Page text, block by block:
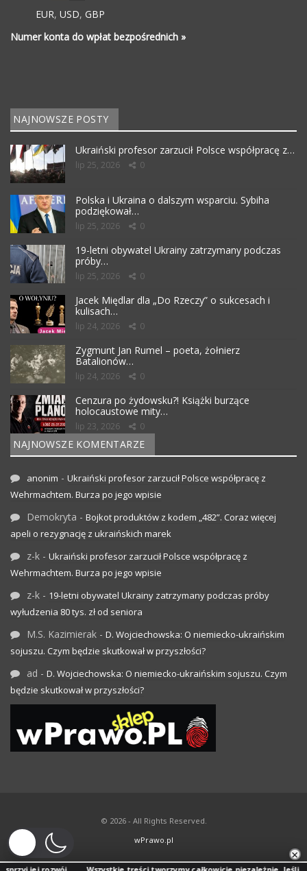
EUR, USD, GBP
Numer konta do wpłat bezpośrednich »
NAJNOWSZE POSTY
Ukraiński profesor zarzucił Polsce współpracę z…
lip 25, 2026 0
Polska i Ukraina o dalszym wsparciu. Sybiha
podziękował…
lip 25, 2026 0
19-letni obywatel Ukrainy zatrzymany podczas
próby…
lip 25, 2026 0
Jacek Międlar dla „Do Rzeczy” o sukcesach i
kulisach…
lip 24, 2026 0
Zygmunt Jan Rumel – poeta, żołnierz
Batalionów…
lip 24, 2026 0
Cenzura po żydowsku?! Książki burzące
holocaustowe mity…
lip 23, 2026 0
NAJNOWSZE KOMENTARZE
anonim - Ukraiński profesor zarzucił Polsce współpracę z
Wehrmachtem. Burza po jego wpisie
Demokryta - Bojkot produktów z kodem „482”. Coraz więcej
apeli o rezygnację z ukraińskich marek
z-k - Ukraiński profesor zarzucił Polsce współpracę z
Wehrmachtem. Burza po jego wpisie
z-k - 19-letni obywatel Ukrainy zatrzymany podczas próby
wyłudzenia 80 tys. zł od seniora
M.S. Kazimierak - D. Wojciechowska: O niemiecko-ukraińskim
sojuszu. Czym będzie skutkował w przyszłości?
ad - D. Wojciechowska: O niemiecko-ukraińskim sojuszu. Czym
będzie skutkował w przyszłości?
© 2026 - All Rights Reserved.
wPrawo.pl
×